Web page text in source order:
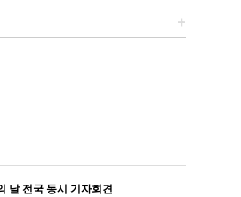
+
날 전국 동시 기자회견